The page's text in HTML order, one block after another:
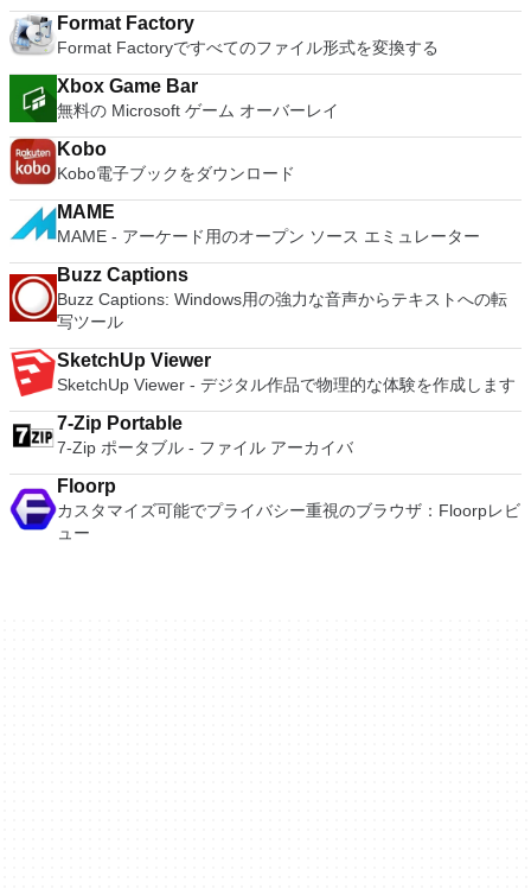
Format Factory
Format Factoryですべてのファイル形式を変換する
Xbox Game Bar
無料の Microsoft ゲーム オーバーレイ
Kobo
Kobo電子ブックをダウンロード
MAME
MAME - アーケード用のオープン ソース エミュレーター
Buzz Captions
Buzz Captions: Windows用の強力な音声からテキストへの転
写ツール
SketchUp Viewer
SketchUp Viewer - デジタル作品で物理的な体験を作成します
7-Zip Portable
7-Zip ポータブル - ファイル アーカイバ
Floorp
カスタマイズ可能でプライバシー重視のブラウザ：Floorpレビ
ュー